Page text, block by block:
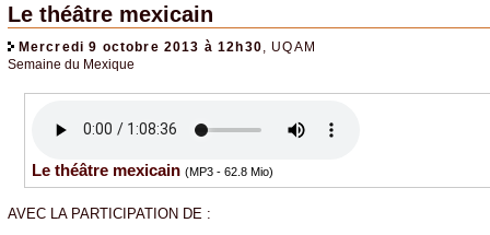
Le théâtre mexicain
Mercredi 9 octobre 2013 à 12h30 , UQAM
Semaine du Mexique
Le théâtre mexicain (MP3 - 62.8 Mio)
AVEC LA PARTICIPATION DE :